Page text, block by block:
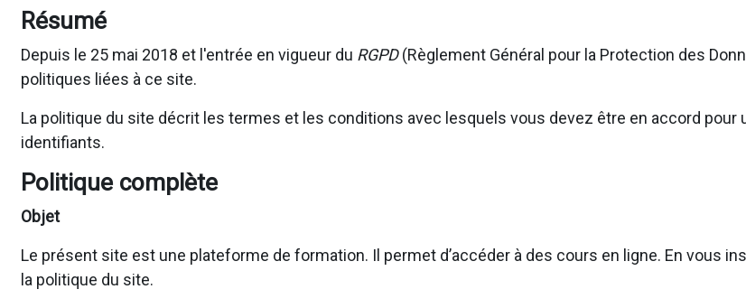
Résumé
Depuis le 25 mai 2018 et l'entrée en vigueur du RGPD(Règlement Général pour la Protection des
politiques liées à ce site.
La politique du site décrit les termes et les conditions avec lesquels vous devez être en accord
identifiants.
Politique complète
Objet
Le présent site est une plateforme de formation. Il permet d’accéder à des cours en ligne. En vous
la politique du site.